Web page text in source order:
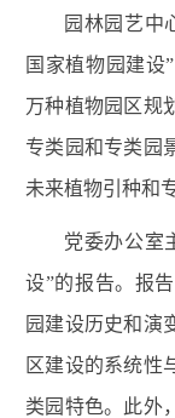
园林园艺中
国家植物园建设
万种植物园区规
专类园和专类园
未来植物引种和
党委办公室
设”的报告。报
园建设历史和演
区建设的系统性
类园特色。此外